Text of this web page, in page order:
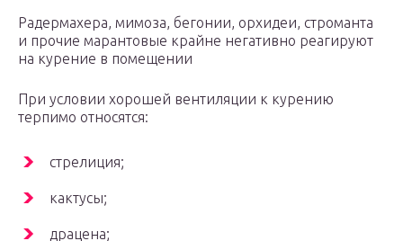
Радермахера, мимоза, бегонии, орхидеи, строманта
и прочие марантовые крайне негативно реагируют
на курение в помещении
При условии хорошей вентиляции к курению
терпимо относятся:
стрелиция;
кактусы;
драцена;